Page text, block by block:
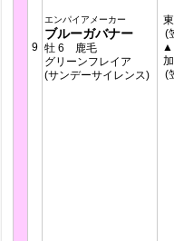
9
エンパイアメーカー
ブルーガバナー
牡 6 鹿毛
グリーンフレイア
(サンデーサイレンス)
(
▲
(